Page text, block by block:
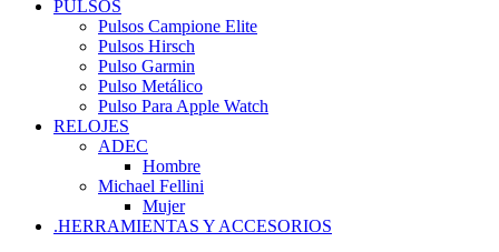
PULSOS
Pulsos Campione Elite
Pulsos Hirsch
Pulso Garmin
Pulso Metálico
Pulso Para Apple Watch
RELOJES
ADEC
Hombre
Michael Fellini
Mujer
.HERRAMIENTAS Y ACCESORIOS